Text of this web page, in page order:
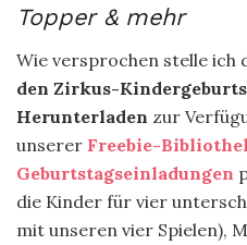
Topper & mehr
Wie versprochen stelle ich
den Zirkus-
Herunterladen zur
unserer Freebie-
Geburtstagseinladungen
die Kinder für vier
mit unseren vier Spielen),